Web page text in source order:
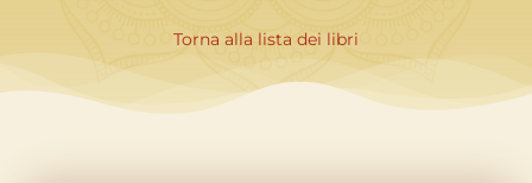
Torna alla lista dei libri